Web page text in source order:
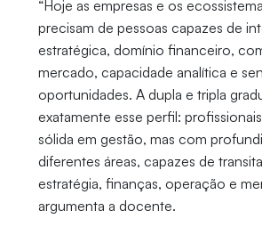
“Hoje as empresas e os
precisam de pessoas capazes de
estratégica, domínio financeiro,
mercado, capacidade analítica e
oportunidades. A dupla e tripla
exatamente esse perfil:
sólida em gestão, mas com
diferentes áreas, capazes de
estratégia, finanças, operação e
argumenta a docente.